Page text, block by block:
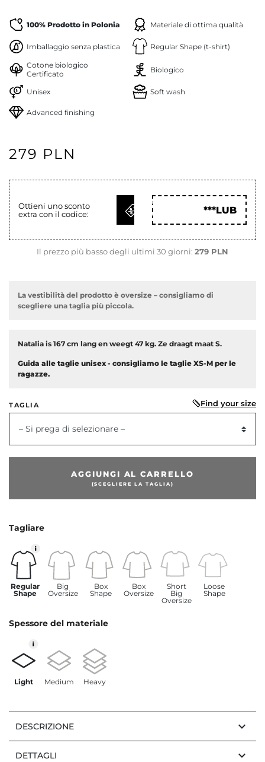
100% Prodotto in Polonia Materiale di ottima qualità
Imballaggio senza plastica Regular Shape (t-shirt)
Cotone biologico
Certificato
Biologico
Unisex Soft wash
Advanced finishing
279 PLN
Ottieni uno sconto
extra con il codice:
OTTIENI
COD
***LUB
Il prezzo più basso degli ultimi 30 giorni: 279 PLN
La vestibilità del prodotto è oversize – consigliamo di
scegliere una taglia più piccola.
Natalia is 167 cm lang en weegt 47 kg. Ze draagt maat S.
Guida alle taglie unisex - consigliamo le taglie XS-M per le
ragazze.
TAGLIA Find your size
– Si prega di selezionare –
AGGIUNGI AL CARRELLO
(SCEGLIERE LA TAGLIA)
Tagliare
Regular
Shape
Big
Oversize
Box
Shape
Box
Oversize
Short
Big
Oversize
Loose
Shape
Spessore del materiale
Light Medium Heavy
DESCRIZIONE keyboard_arrow_down
DETTAGLI keyboard_arrow_down